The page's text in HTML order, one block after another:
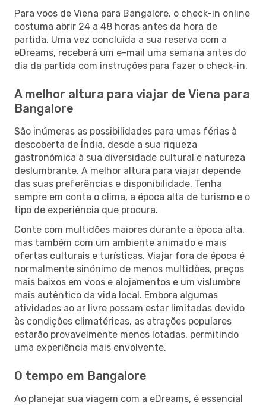
Para voos de Viena para Bangalore, o check-in online
costuma abrir 24 a 48 horas antes da hora de
partida. Uma vez concluída a sua reserva com a
eDreams, receberá um e-mail uma semana antes do
dia da partida com instruções para fazer o check-in.
A melhor altura para viajar de Viena para
Bangalore
São inúmeras as possibilidades para umas férias à
descoberta de Índia, desde a sua riqueza
gastronómica à sua diversidade cultural e natureza
deslumbrante. A melhor altura para viajar depende
das suas preferências e disponibilidade. Tenha
sempre em conta o clima, a época alta de turismo e o
tipo de experiência que procura.
Conte com multidões maiores durante a época alta,
mas também com um ambiente animado e mais
ofertas culturais e turísticas. Viajar fora de época é
normalmente sinónimo de menos multidões, preços
mais baixos em voos e alojamentos e um vislumbre
mais autêntico da vida local. Embora algumas
atividades ao ar livre possam estar limitadas devido
às condições climatéricas, as atrações populares
estarão provavelmente menos lotadas, permitindo
uma experiência mais envolvente.
O tempo em Bangalore
Ao planejar sua viagem com a eDreams, é essencial